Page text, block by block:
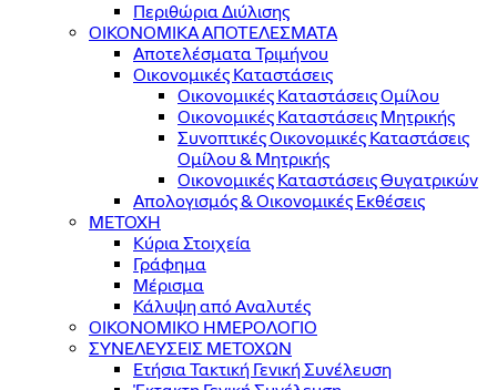
Περιθώρια Διύλισης
ΟΙΚΟΝΟΜΙΚΑ ΑΠΟΤΕΛΕΣΜΑΤΑ
Αποτελέσματα Τριμήνου
Οικονομικές Καταστάσεις
Οικονομικές Καταστάσεις Ομίλου
Οικονομικές Καταστάσεις Μητρικής
Συνοπτικές Οικονομικές Καταστάσεις
Ομίλου & Μητρικής
Οικονομικές Καταστάσεις Θυγατρικών
Απολογισμός & Οικονομικές Εκθέσεις
ΜΕΤΟΧΗ
Κύρια Στοιχεία
Γράφημα
Μέρισμα
Κάλυψη από Αναλυτές
ΟΙΚΟΝΟΜΙΚΟ ΗΜΕΡΟΛΟΓΙΟ
ΣΥΝΕΛΕΥΣΕΙΣ ΜΕΤΟΧΩΝ
Ετήσια Τακτική Γενική Συνέλευση